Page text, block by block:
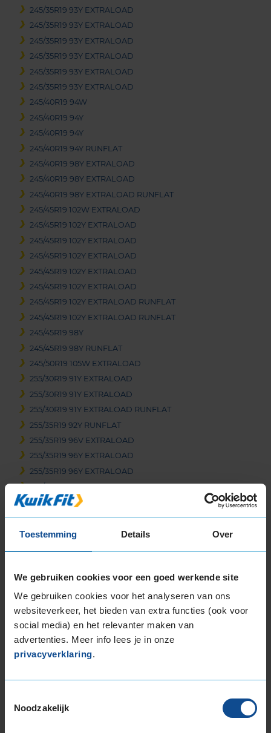
Toestemming Details Over
We gebruiken cookies voor een goed werkende site
We gebruiken cookies voor het analyseren van ons
websiteverkeer, het bieden van extra functies (ook voor
social media) en het relevanter maken van
advertenties. Meer info lees je in onze
privacyverklaring.
Noodzakelijk
245/35R19 93Y EXTRALOAD
245/35R19 93Y EXTRALOAD
245/35R19 93Y EXTRALOAD
245/35R19 93Y EXTRALOAD
245/35R19 93Y EXTRALOAD
245/35R19 93Y EXTRALOAD
245/40R19 94W
245/40R19 94Y
245/40R19 94Y
245/40R19 94Y RUNFLAT
245/40R19 98Y EXTRALOAD
245/40R19 98Y EXTRALOAD
245/40R19 98Y EXTRALOAD RUNFLAT
245/45R19 102W EXTRALOAD
245/45R19 102Y EXTRALOAD
245/45R19 102Y EXTRALOAD
245/45R19 102Y EXTRALOAD
245/45R19 102Y EXTRALOAD
245/45R19 102Y EXTRALOAD
245/45R19 102Y EXTRALOAD RUNFLAT
245/45R19 102Y EXTRALOAD RUNFLAT
245/45R19 98Y
245/45R19 98Y RUNFLAT
245/50R19 105W EXTRALOAD
255/30R19 91Y EXTRALOAD
255/30R19 91Y EXTRALOAD
255/30R19 91Y EXTRALOAD RUNFLAT
255/35R19 92Y RUNFLAT
255/35R19 96V EXTRALOAD
255/35R19 96Y EXTRALOAD
255/35R19 96Y EXTRALOAD
255/35R19 96Y EXTRALOAD
255/35R19 96Y EXTRALOAD
255/35R19 96Y EXTRALOAD
255/35R19 96Y EXTRALOAD
255/35R19 96Y EXTRALOAD RUNFLAT
255/35R19 96Y EXTRALOAD RUNFLAT
255/35R19 96Y EXTRALOAD RUNFLAT
255/40R19 100Y EXTRALOAD
255/40R19 100Y EXTRALOAD
255/40R19 100Y EXTRALOAD